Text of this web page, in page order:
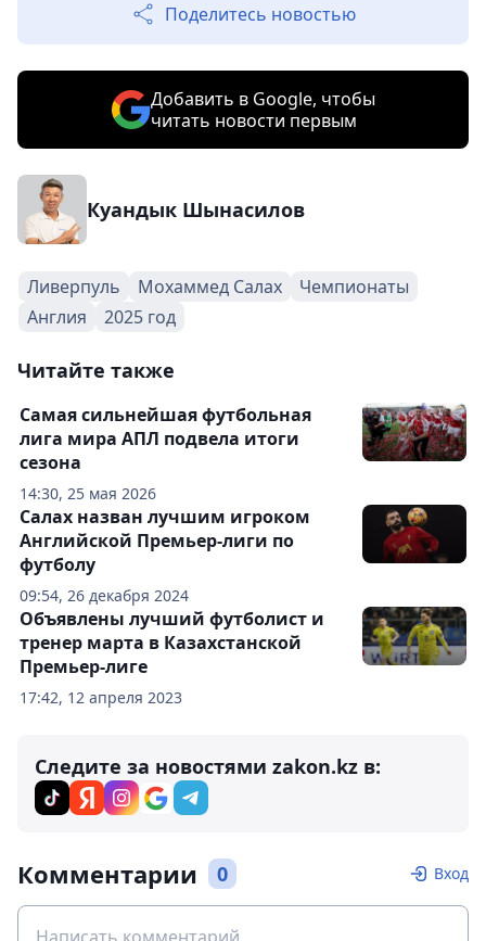
Поделитесь новостью
Добавить в Google, чтобы
читать новости первым
Куандык Шынасилов
Ливерпуль Мохаммед Салах
Чемпионаты
Англия
2025 год
Читайте также
14:30, 25 мая 2026
Самая сильнейшая футбольная
лига мира АПЛ подвела итоги
сезона
09:54, 26 декабря 2024
Салах назван лучшим игроком
Английской Премьер-лиги по
футболу
17:42, 12 апреля 2023
Объявлены лучший футболист и
тренер марта в Казахстанской
Премьер-лиге
Следите за новостями zakon.kz в:
Комментарии 0 Вход